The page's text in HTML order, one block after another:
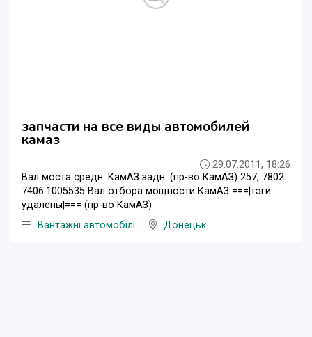
запчасти на все виды автомобилей
камаз
29.07.2011, 18:26
Вал моста средн. КамАЗ задн. (пр-во КамАЗ) 257, 7802
7406.1005535 Вал отбора мощности КамАЗ ===|тэги
удалены|=== (пр-во КамАЗ)
Вантажні автомобілі
Донецьк